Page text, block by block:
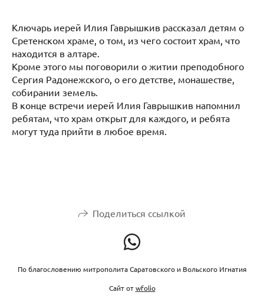
Ключарь иерей Илия Гаврышкив рассказал детям о
Сретенском храме, о том, из чего состоит храм, что
находится в алтаре.
Кроме этого мы поговорили о житии преподобного
Сергия Радонежского, о его детстве, монашестве,
собирании земель.
В конце встречи иерей Илия Гаврышкив напомнил
ребятам, что храм открыт для каждого, и ребята
могут туда прийти в любое время.
Поделиться ссылкой
По благословению митрополита Саратовского и Вольского Игнатия
Сайт отwfolio